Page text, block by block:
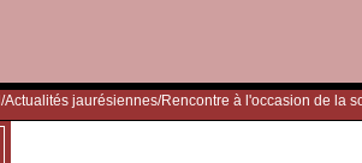
/Actualités jaurésiennes/Rencontre à l'occasion de la